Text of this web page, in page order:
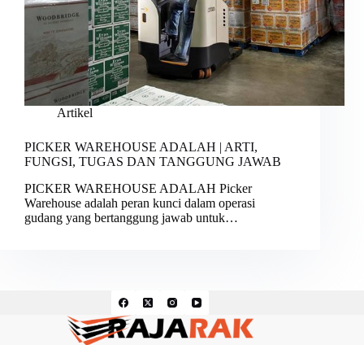
Artikel
PICKER WAREHOUSE ADALAH | ARTI,
FUNGSI, TUGAS DAN TANGGUNG JAWAB
PICKER WAREHOUSE ADALAH Picker
Warehouse adalah peran kunci dalam operasi
gudang yang bertanggung jawab untuk…